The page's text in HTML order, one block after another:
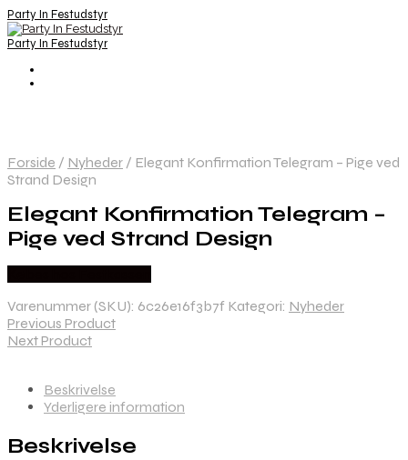
Party In Festudstyr
Party In Festudstyr
Forside / Nyheder / Elegant Konfirmation Telegram – Pige ved
Strand Design
Elegant Konfirmation Telegram –
Pige ved Strand Design
Varenummer (SKU): 6c26e16f3b7f Kategori: Nyheder
Previous Product
Next Product
Beskrivelse
Yderligere information
Beskrivelse